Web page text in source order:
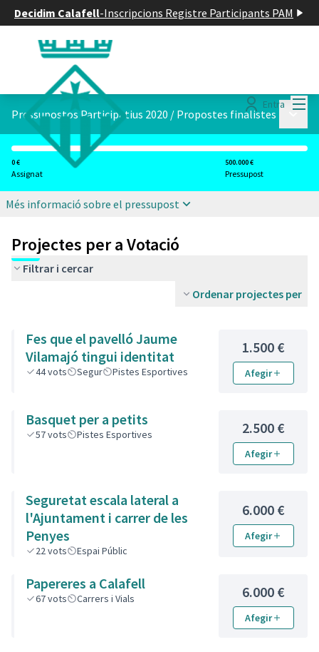
Decidim Calafell-Inscripcions Registre Participants PAM
Entra
Pressupostos Participatius 2020 / Propostes finalistes
0 €
Assignat
500.000 €
Pressupost
Més informació sobre el pressupost
Projectes per a Votació
Filtrar i cercar
Ordenar projectes per
Fes que el pavelló Jaume
Vilamajó tingui identitat
44vots Segur Pistes Esportives
1.500 €
Afegir
Basquet per a petits
57vots Pistes Esportives 2.500 €
Afegir
Seguretat escala lateral a
l'Ajuntament i carrer de les
Penyes
22vots Espai Públic
6.000 €
Afegir
Papereres a Calafell
67vots Carrers i Vials 6.000 €
Afegir